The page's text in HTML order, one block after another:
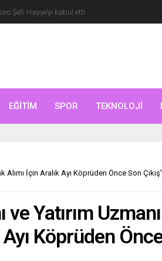
Şefi Hayye’yi kabul etti
EĞİTİM SPOR TEKNOLOJİ
Alımı İçin Aralık Ayı Köprüden Önce Son Çıkış”
Yatırım
Köprüden